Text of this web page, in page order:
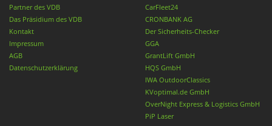
Partner des VDB
Das Präsidium des VDB
Kontakt
Impressum
AGB
Datenschutzerklärung
CarFleet24
CRONBANK AG
Der Sicherheits-Checker
GGA
GrantLift GmbH
HQS GmbH
IWA OutdoorClassics
KVoptimal.de GmbH
OverNight Express & Logistics GmbH
PiP Laser